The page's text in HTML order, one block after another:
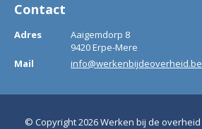
Contact
Adres
Aaigemdorp 8
9420 Erpe-Mere
Mail
info@werkenbijdeoverheid.be
© Copyright 2026 Werken bij de overheid